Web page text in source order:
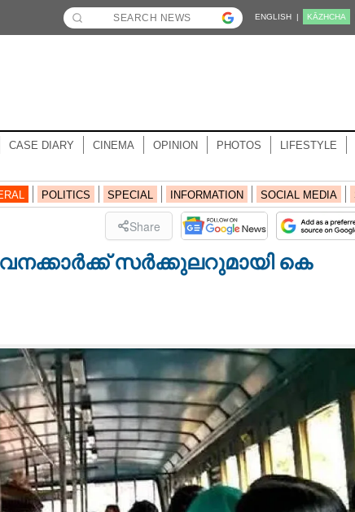
ENGLISH | KĀZHCHA
CASE DIARY CINEMA OPINION PHOTOS LIFESTYLE
POLITICS SPECIAL INFORMATION SOCIAL MEDIA
Share
സർക്കുലറുമായി കെ